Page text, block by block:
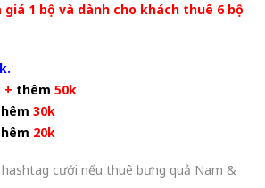
1 bộ và dành cho khách thuê 6 bộ
+ thêm 50k
30k
20k
hashtag cưới nếu thuê bưng quả Nam &